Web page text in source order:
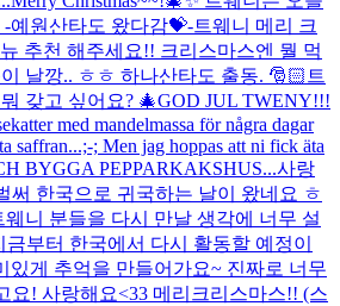
예원산타도 왔다감💝-트웨니 메리 크
추천 해주세요!! 크리스마스엔 뭘 먹
날깡.. ㅎㅎ 하나산타도 출동. 🎅🏻 트
갖고 싶어요? 🎄GOD JUL TWENY!!!
med mandelmassa för några dagar
saffran...;-; Men jag hoppas att ni fick äta
BYGGA PEPPARKAKSHUS...사랑
써 한국으로 귀국하는 날이 왔네요 ㅎ
니 분들을 다시 만날 생각에 너무 설
부터 한국에서 다시 활동할 예정이
있게 추억을 만들어가요~ 진짜로 너무
요! 사랑해요<33 메리크리스마스!! (스